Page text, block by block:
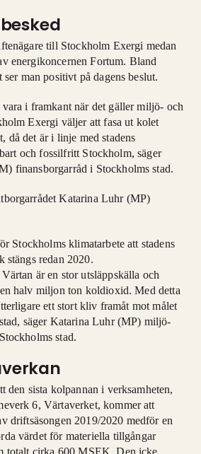
till Stockholm Exergi medan
energikoncernen Fortum. Bland
man positivt på dagens beslut.
i framkant när det gäller miljö- och
Exergi väljer att fasa ut kolet
då det är i linje med stadens
och fossilfritt Stockholm, säger
finansborgarråd i Stockholms stad.
Katarina Luhr (MP)
Stockholms klimatarbete att stadens
stängs redan 2020.
är en stor utsläppskälla och
halv miljon ton koldioxid. Med detta
ett stort kliv framåt mot målet
säger Katarina Luhr (MP) miljö-
stad.
den sista kolpannan i verksamheten,
6, Värtaverket, kommer att
driftsäsongen 2019/2020 medför en
värdet för materiella tillgångar
totalt cirka 600 MSEK. Den icke